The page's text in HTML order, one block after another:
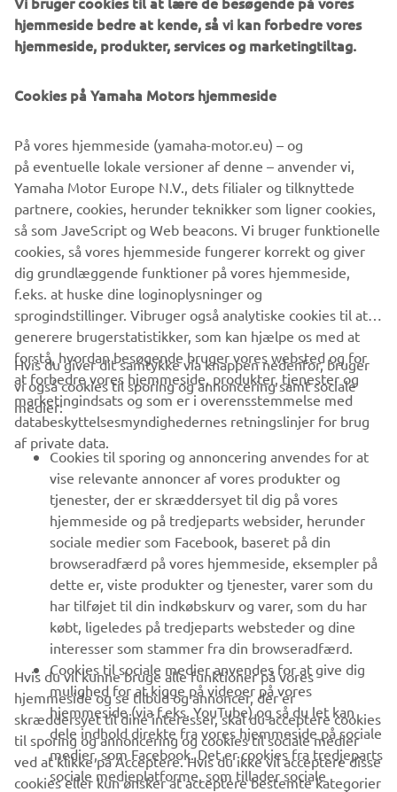
©Yamaha Motor Europe N.V. / Yamaha Motor Co., Ltd.
aldrig anvendes til erhvervsmæssige eller ikke-
erhvervsmæssige formål uden direkte, skriftligt samtykke
fra Yamaha Motor Europe N.V. og/eller Yamaha Motor Co.,
Ltd.
Kør altid på en sikker måde og følg alle lokale
færdselsregler.
VIRKSOMHED
B2B
MERE YAMAHA
SUPPORT
NYHEDSBREV
Vær den første til at få besked om de seneste tilbud, særlige
arrangementer, nye udgivelser og meget mere.
TILMELD DIG
hjemmeside bedre at kende, så vi kan forbedre vores
hjemmeside, produkter, services og marketingtiltag.
Cookies på Yamaha Motors hjemmeside
På vores hjemmeside (yamaha-motor.eu) – og
på eventuelle lokale versioner af denne – anvender vi,
Yamaha Motor Europe N.V., dets filialer og tilknyttede
partnere, cookies, herunder teknikker som ligner cookies,
så som JaveScript og Web beacons. Vi bruger funktionelle
cookies, så vores hjemmeside fungerer korrekt og giver
dig grundlæggende funktioner på vores hjemmeside,
f.eks. at huske dine loginoplysninger og
sprogindstillinger. Vibruger også analytiske cookies til at
generere brugerstatistikker, som kan hjælpe os med at
forstå, hvordan besøgende bruger vores websted og for
at forbedre vores hjemmeside, produkter, tjenester og
marketingindsats og som er i overensstemmelse med
databeskyttelsesmyndighedernes retningslinjer for brug
af private data.
Hvis du giver dit samtykke via knappen nedenfor, bruger
vi også cookies til sporing og annoncering samt sociale
medier:
Cookies til sporing og annoncering anvendes for at
vise relevante annoncer af vores produkter og
tjenester, der er skræddersyet til dig på vores
hjemmeside og på tredjeparts websider, herunder
sociale medier som Facebook, baseret på din
browseradfærd på vores hjemmeside, eksempler på
dette er, viste produkter og tjenester, varer som du
har tilføjet til din indkøbskurv og varer, som du har
købt, ligeledes på tredjeparts websteder og dine
interesser som stammer fra din browseradfærd.
Cookies til sociale medier anvendes for at give dig
mulighed for at kigge på videoer på vores
hjemmeside (via f.eks. YouTube) og så du let kan
dele indhold direkte fra vores hjemmeside på sociale
medier, som Facebook. Det er cookies fra tredjeparts
sociale medieplatforme, som tillader sociale
Hvis du vil kunne bruge alle funktioner på vores
hjemmeside og se tilbud og annoncer, der er
skræddersyet til dine interesser, skal du acceptere cookies
til sporing og annoncering og cookies til sociale medier
ved at klikke på Acceptere. Hvis du ikke vil acceptere disse
cookies eller kun ønsker at acceptere bestemte kategorier